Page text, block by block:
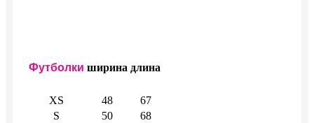
Футболки ширина длина
XS 48
67
S
50
68